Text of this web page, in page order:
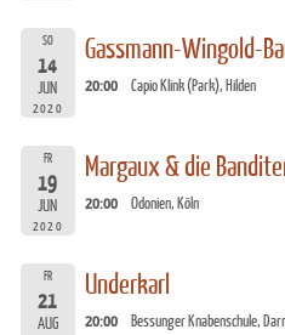
SO
14
JUN
2020
Gassmann-Wingold-
20:00 Capio Klink (Park), Hilden
FR
19
JUN
2020
Margaux & die
20:00 Odonien, Köln
FR
21
AUG
Underkarl
20:00 Bessunger Knabenschule,